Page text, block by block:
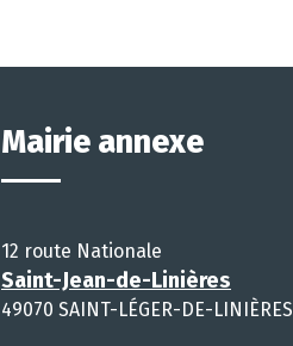
Mairie annexe
12 route Nationale
Saint-Jean-de-Linières
49070 SAINT-LÉGER-DE-LINIÈRES